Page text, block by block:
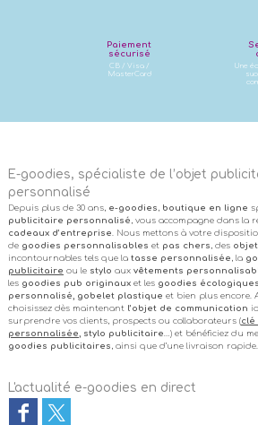
Paiement
sécurisé
CB / Visa /
MasterCard
Une
E-goodies, spécialiste de l’objet
personnalisé
Depuis plus de 30 ans, e-goodies , boutique en ligne
publicitaire personnalisé , vous accompagne dans la
cadeaux d’entreprise. Nous mettons à votre
de goodies personnalisables et pas chers , des
incontournables tels que la tasse personnalisée , la
publicitaire ou le stylo aux vêtements
les goodies pub originauxet les goodies écologiques
personnalisé, gobelet plastique et bien plus encore.
choisissez dès maintenant l’objet de communication
surprendre vos clients, prospects ou collaborateurs (clé
personnalisée, stylo publicitaire…) et bénéficiez du
goodies publicitaires , ainsi que d’une livraison rapide.
L'actualité e-goodies en direct